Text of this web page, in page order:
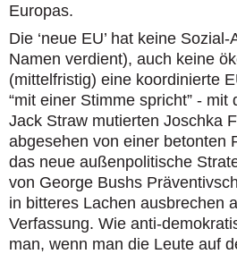
Europas.
Die ‘neue EU’ hat keine Sozial-
Namen verdient), auch keine
(mittelfristig) eine koordinierte
“mit einer Stimme spricht” -
Jack Straw mutierten Joschka
abgesehen von einer betonten
das neue außenpolitische
von George Bushs
in bitteres Lachen ausbrechen
Verfassung. Wie anti-
man, wenn man die Leute auf